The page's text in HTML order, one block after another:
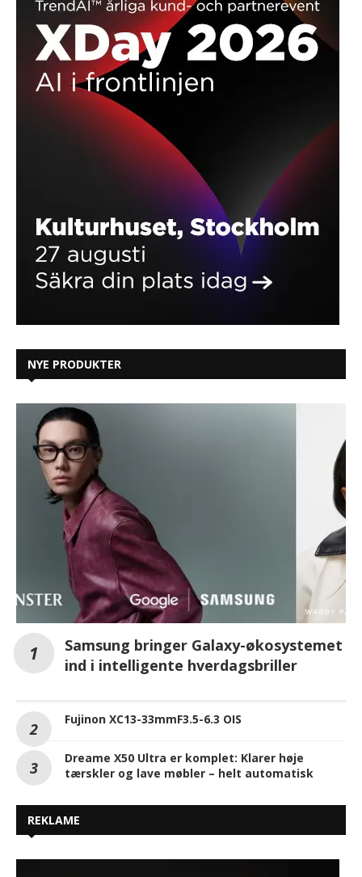
NYE PRODUKTER
Samsung bringer Galaxy-økosystemet
ind i intelligente hverdagsbriller
Fujinon XC13-33mmF3.5-6.3 OIS
Dreame X50 Ultra er komplet: Klarer høje
tærskler og lave møbler – helt automatisk
REKLAME